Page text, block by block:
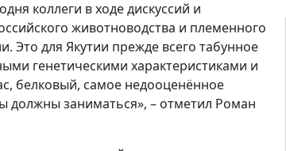
коллеги в ходе дискуссий и
животноводства и племенного
Это для Якутии прежде всего табунное
генетическими характеристиками и
белковый, самое недооценённое
должны заниматься», – отметил Роман